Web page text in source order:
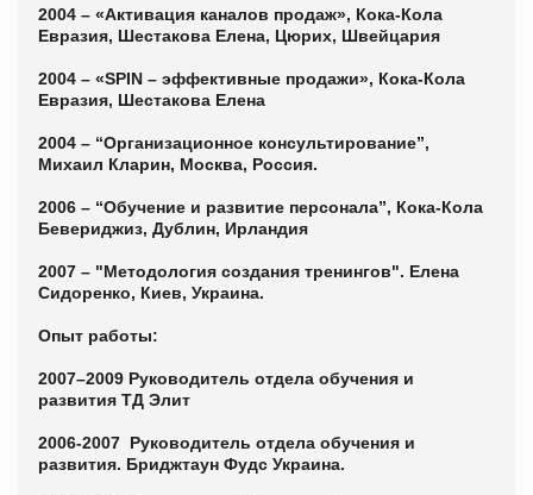
2004 – «Активация каналов продаж», Кока-Кола
Евразия, Шестакова Елена, Цюрих, Швейцария
2004 – «SPIN – эффективные продажи», Кока-Кола
Евразия, Шестакова Елена
2004 – “Организационное консультирование”,
Михаил Кларин, Москва, Россия.
2006 – “Обучение и развитие персонала”, Кока-Кола
Бевериджиз, Дублин, Ирландия
2007 – "Методология создания тренингов". Елена
Сидоренко, Киев, Украина.
Опыт работы:
2007–2009 Руководитель отдела обучения и
развития ТД Элит
2006-2007 Руководитель отдела обучения и
развития. Бриджтаун Фудс Украина.